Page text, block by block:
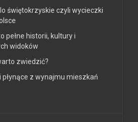
świętokrzyskie czyli wycieczki
pełne historii, kultury i
widoków
zwiedzić?
płynące z wynajmu mieszkań